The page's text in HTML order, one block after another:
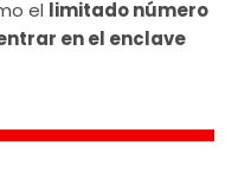
el limitado número
en el enclave